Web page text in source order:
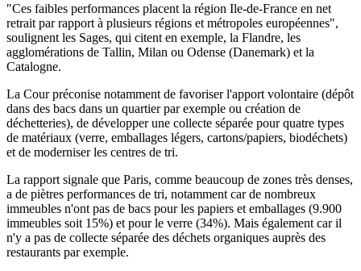
"Ces faibles performances placent la région Ile-de-France en net
retrait par rapport à plusieurs régions et métropoles européennes",
soulignent les Sages, qui citent en exemple, la Flandre, les
agglomérations de Tallin, Milan ou Odense (Danemark) et la
Catalogne.
La Cour préconise notamment de favoriser l'apport volontaire (dépôt
dans des bacs dans un quartier par exemple ou création de
déchetteries), de développer une collecte séparée pour quatre types
de matériaux (verre, emballages légers, cartons/papiers, biodéchets)
et de moderniser les centres de tri.
La rapport signale que Paris, comme beaucoup de zones très denses,
a de piètres performances de tri, notamment car de nombreux
immeubles n'ont pas de bacs pour les papiers et emballages (9.900
immeubles soit 15%) et pour le verre (34%). Mais également car il
n'y a pas de collecte séparée des déchets organiques auprès des
restaurants par exemple.